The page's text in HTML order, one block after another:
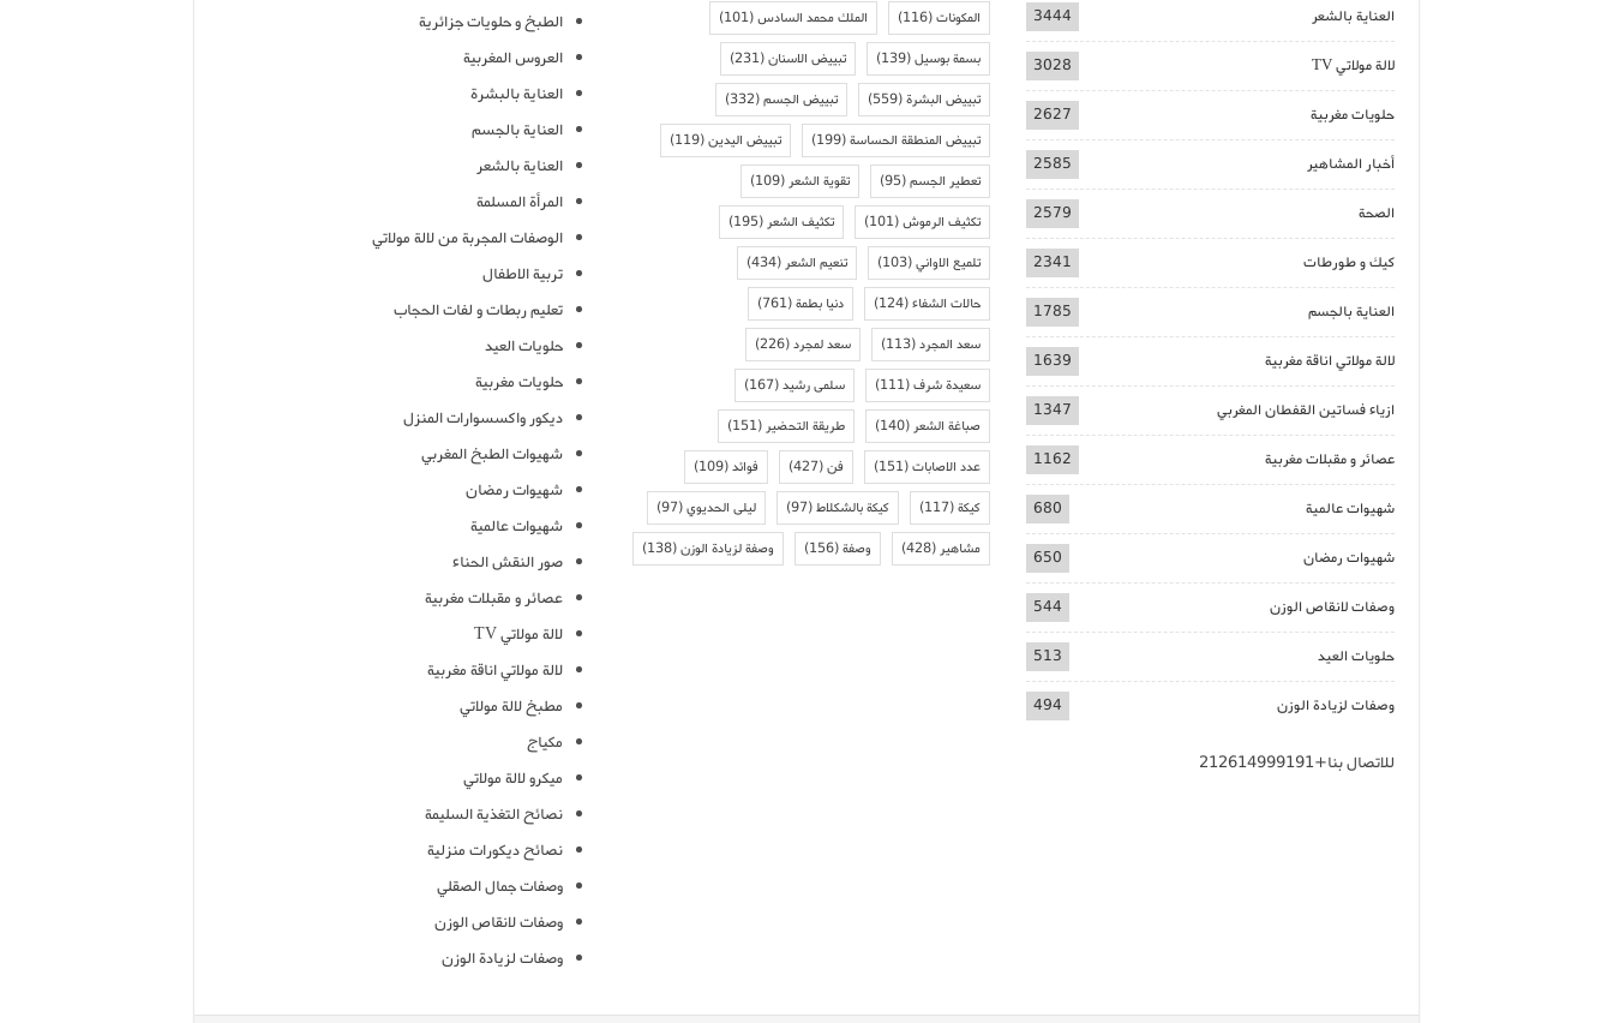
العناية بالشعر 3444
لالة مولاتي TV 3028
حلويات مغربية 2627
أخبار المشاهير 2585
الصحة 2579
كيك و طورطات 2341
العناية بالجسم 1785
لالة مولاتي اناقة مغربية 1639
ازياء فساتين القفطان المغربي 1347
عصائر و مقبلات مغربية 1162
شهيوات عالمية 680
شهيوات رمضان 650
وصفات لانقاص الوزن 544
حلويات العيد 513
وصفات لزيادة الوزن 494
للاتصال بنا+212614999191
المكونات(116) الملك محمد السادس(101)
بسمة بوسيل(139) تبييض الاسنان(231)
تبييض البشرة(559) تبييض الجسم(332)
تبييض المنطقة الحساسة(199) تبييض اليدين(119)
تعطير الجسم(95) تقوية الشعر(109)
تكثيف الرموش(101) تكثيف الشعر(195)
تلميع الاواني(103) تنعيم الشعر(434)
حالات الشفاء(124) دنيا بطمة(761)
سعد المجرد(113) سعد لمجرد(226)
سعيدة شرف(111) سلمى رشيد(167)
صباغة الشعر(140) طريقة التحضير(151)
عدد الاصابات(151) فن(427) فوائد(109)
كيكة(117) كيكة بالشكلاط(97) ليلى الحديوي(97)
مشاهير(428) وصفة(156) وصفة لزيادة الوزن(138)
الطبخ و حلويات جزائرية
العروس المغربية
العناية بالبشرة
العناية بالجسم
العناية بالشعر
المرأة المسلمة
الوصفات المجربة من لالة مولاتي
تربية الاطفال
تعليم ربطات و لفات الحجاب
حلويات العيد
حلويات مغربية
ديكور واكسسوارات المنزل
شهيوات الطبخ المغربي
شهيوات رمضان
شهيوات عالمية
صور النقش الحناء
عصائر و مقبلات مغربية
لالة مولاتي TV
لالة مولاتي اناقة مغربية
مطبخ لالة مولاتي
مكياج
ميكرو لالة مولاتي
نصائح التغذية السليمة
نصائح ديكورات منزلية
وصفات جمال الصقلي
وصفات لانقاص الوزن
وصفات لزيادة الوزن